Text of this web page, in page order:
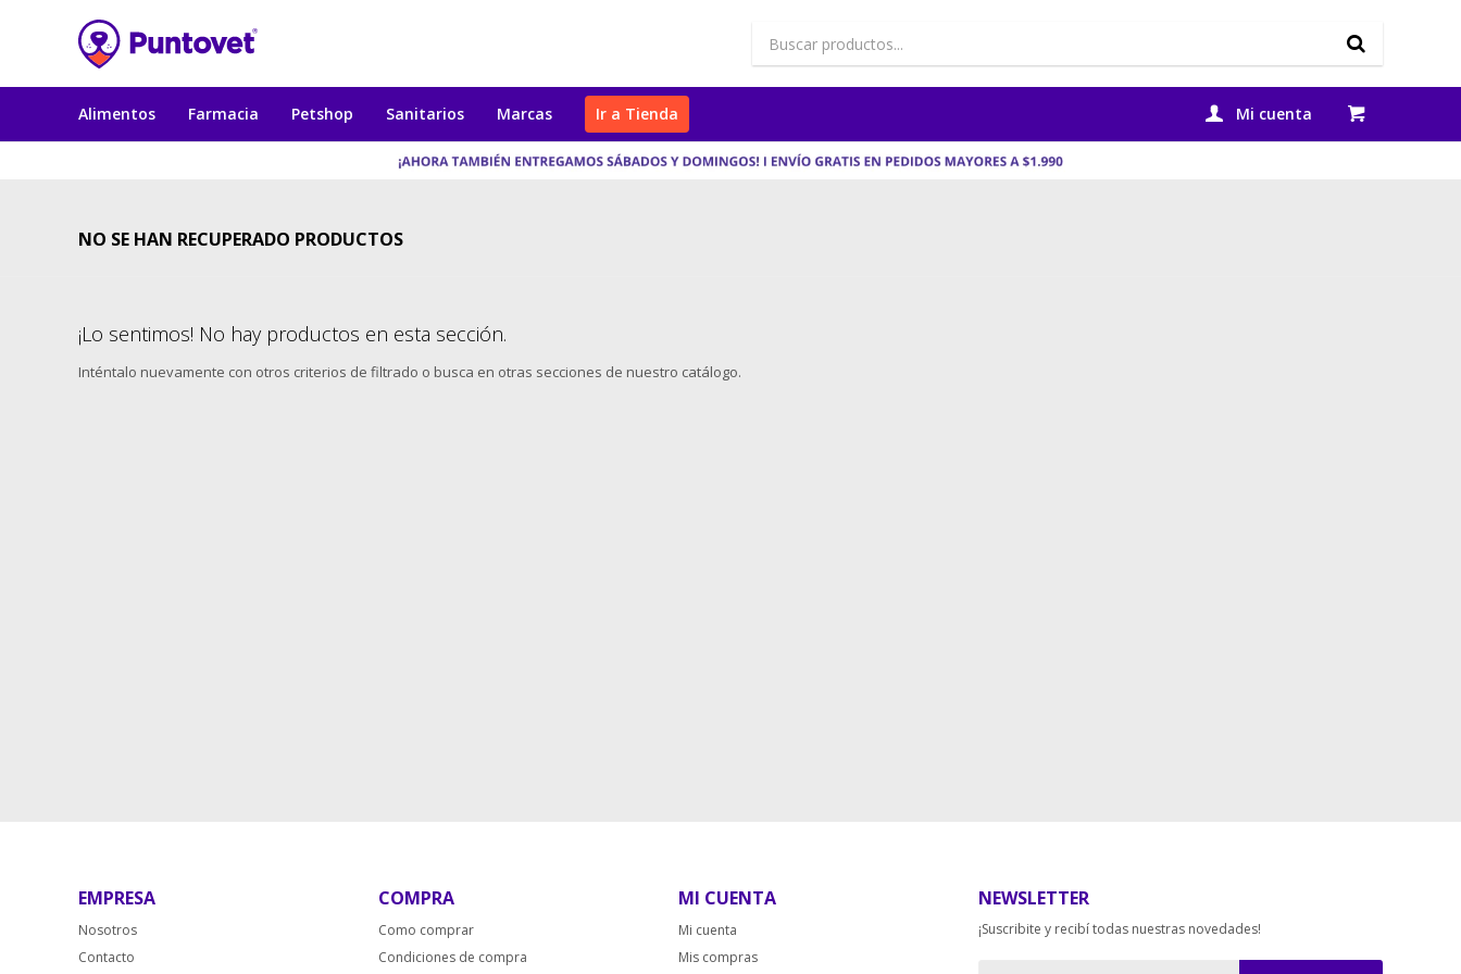
Alimentos Farmacia Petshop Sanitarios Marcas Ir a Tienda
NO SE HAN RECUPERADO PRODUCTOS
¡Lo sentimos! No hay productos en esta sección.
Inténtalo nuevamente con otros criterios de filtrado o busca en otras secciones de nuestro catálogo.
EMPRESA
Nosotros
Contacto
COMPRA
Como comprar
Condiciones de compra
MI CUENTA
Mi cuenta
Mis compras
NEWSLETTER
¡Suscribite y recibí todas nuestras novedades!